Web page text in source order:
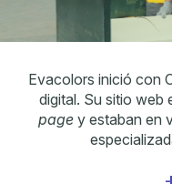
Evacolors inició con
digital. Su sitio web
pagey estaban en